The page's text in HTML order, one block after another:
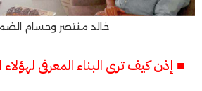
خالد منتصر وحسام
■ إذن كيف ترى البناء المعرفى لهؤلاء